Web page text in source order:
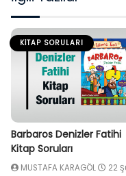
KITAP SORULARI
Barbaros Denizler Fatihi
Kitap Soruları
MUSTAFA KARAGÖL
22